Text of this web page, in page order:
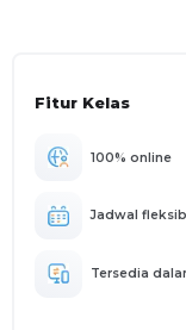
marketing
Berdasarkan
marketing dalam
industri digital
penerapannya.
Fitur Kelas
100% online
Jadwal
Tersedia